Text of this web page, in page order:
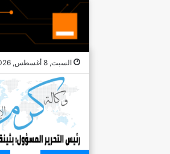
السبت, 8 أغسطس, 2026